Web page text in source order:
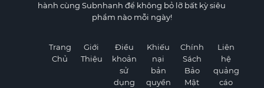
hành cùng Subnhanh để không bỏ lỡ bất kỳ siêu
phẩm nào mỗi ngày!
Trang
Chủ
Giới
Thiệu
Điều
khoản
sử
dụng
Khiếu
nại
bản
quyền
Chính
Sách
Bảo
Mật
Liên
hệ
quảng
cáo